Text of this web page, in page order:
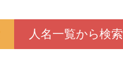
人名一覧から検索